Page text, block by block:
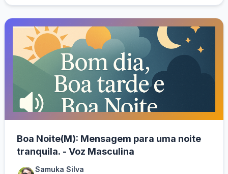
Boa Noite(M): Mensagem para uma noite
tranquila. - Voz Masculina
Samuka Silva